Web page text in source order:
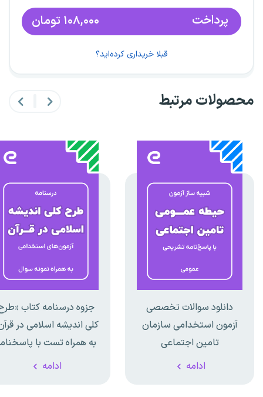
پرداخت ۱۰۸,۰۰۰ تومان
قبلا خریداری کرده‌اید؟
محصولات مرتبط
دانلود سوالات تخصصی
آزمون استخدامی سازمان
تامین اجتماعی
ادامه
جزوه درسنامه کتاب
کلی اندیشه اسلامی در
به همراه تست با
تشریحی
ادامه